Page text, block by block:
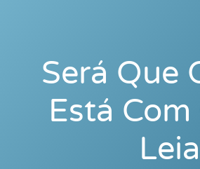
Será Que
Está